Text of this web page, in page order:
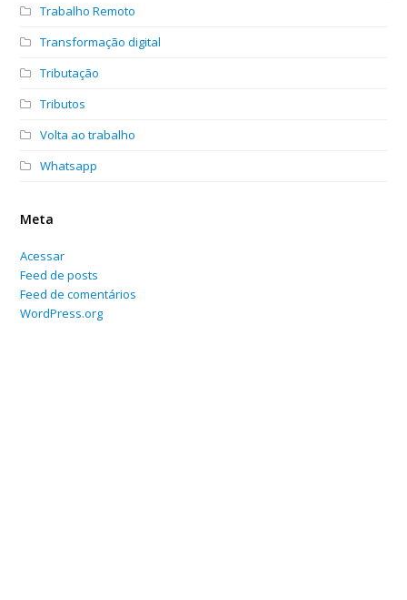
Trabalho Remoto
Transformação digital
Tributação
Tributos
Volta ao trabalho
Whatsapp
Meta
Acessar
Feed de posts
Feed de comentários
WordPress.org